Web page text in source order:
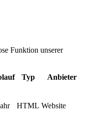
Funktion unserer
Typ Anbieter
HTML Website